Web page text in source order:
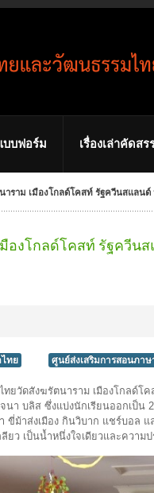
บบฟอร์ม เรื่องเล่าคัดสร
าราม เมืองโกลด์โคสท์ รัฐควีนสแลนด์
องโกลด์โคสท์ รัฐควีน
ทย ศูนย์ส่งเสริมการสอนภาษ
ยวัดสังฆรัตนาราม เมืองโกลด์
า บลิส ซึ่งแบ่งนักเรียนออกเป็น
ขี่ม้าส่งเมือง กินวิบาก แชร์บอล
ว เป็นน้ำหนึ่งใจเดียวและควา